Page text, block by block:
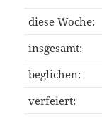
diese Woche:
insgesamt:
beglichen:
verfeiert: